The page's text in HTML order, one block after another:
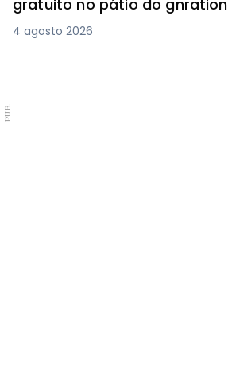
gratuito no pátio do gnration
4 agosto 2026
PUB.